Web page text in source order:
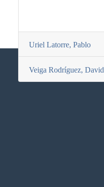
Uriel Latorre, Pablo
Veiga Rodríguez, David